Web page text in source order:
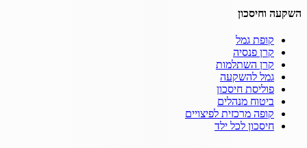
השקעה וחיסכון
קופת גמל
קרן פנסיה
קרן השתלמות
גמל להשקעה
פוליסת חיסכון
ביטוח מנהלים
קופה מרכזית לפיצויים
חיסכון לכל ילד